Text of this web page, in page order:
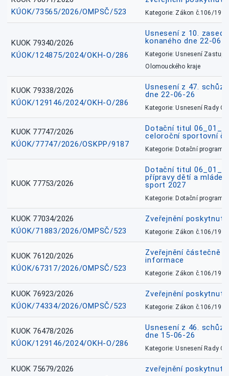
KÚOK/73565/2026/OMPSČ/523
Kategorie: Zákon č.106/1999
KUOK 79340/2026
KÚOK/124875/2024/OKH-O/286
Usnesení z 10.
konaného dne 22-06-
Kategorie: Usnesení
Olomouckého kraje
KUOK 79338/2026
KÚOK/129146/2024/OKH-O/286
Usnesení z 47.
dne 22-06-26
Kategorie: Usnesení Rady
KUOK 77747/2026
KÚOK/77747/2026/OSKPP/9187
Dotační titul
celoroční sportovní
Kategorie: Dotační
KUOK 77753/2026
Dotační titul
přípravy dětí a
sport 2027
Kategorie: Dotační
KUOK 77034/2026
KÚOK/71883/2026/OMPSČ/523
Zveřejnění
Kategorie: Zákon č.106/1999
KUOK 76120/2026
KÚOK/67317/2026/OMPSČ/523
Zveřejnění částečně
informace
Kategorie: Zákon č.106/1999
KUOK 76923/2026
KÚOK/74334/2026/OMPSČ/523
Zveřejnění
Kategorie: Zákon č.106/1999
KUOK 76478/2026
KÚOK/129146/2024/OKH-O/286
Usnesení z 46.
dne 15-06-26
Kategorie: Usnesení Rady
KUOK 75679/2026
zveřejnění